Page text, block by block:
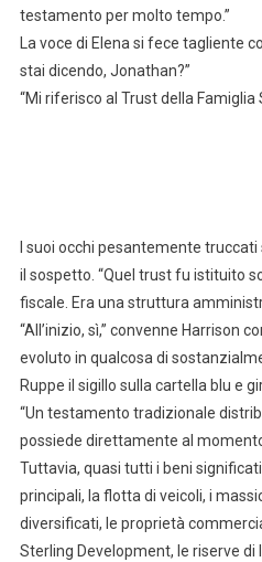
testamento per molto tempo.”
La voce di Elena si fece tagliente
stai dicendo, Jonathan?”
“Mi riferisco al Trust della Famiglia
I suoi occhi pesantemente
il sospetto. “Quel trust fu istituito
fiscale. Era una struttura
“All’inizio, sì,” convenne Harrison
evoluto in qualcosa di
Ruppe il sigillo sulla cartella blu e
“Un testamento tradizionale
possiede direttamente al
Tuttavia, quasi tutti i beni
principali, la flotta di veicoli, i
diversificati, le proprietà
Sterling Development, le riserve di